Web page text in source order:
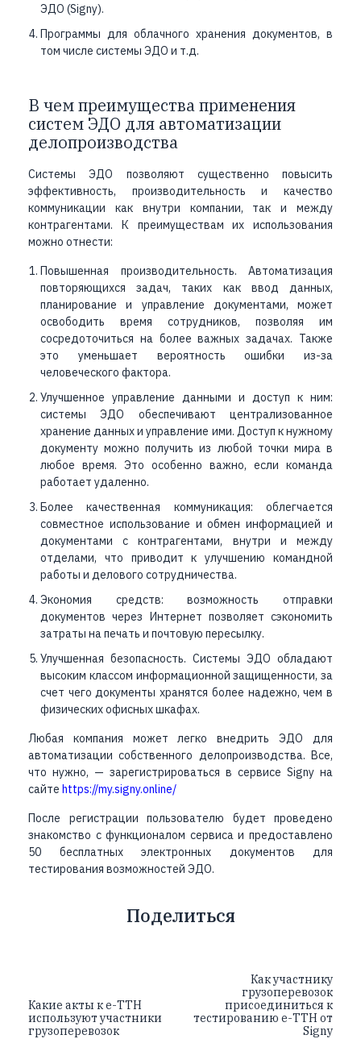
ЭДО (Signy).
Программы для облачного хранения документов, в
том числе системы ЭДО и т.д.
В чем преимущества применения
систем ЭДО для автоматизации
делопроизводства
Системы ЭДО позволяют существенно повысить
эффективность, производительность и качество
коммуникации как внутри компании, так и между
контрагентами. К преимуществам их использования
можно отнести:
Повышенная производительность. Автоматизация
повторяющихся задач, таких как ввод данных,
планирование и управление документами, может
освободить время сотрудников, позволяя им
сосредоточиться на более важных задачах. Также
это уменьшает вероятность ошибки из-за
человеческого фактора.
Улучшенное управление данными и доступ к ним:
системы ЭДО обеспечивают централизованное
хранение данных и управление ими. Доступ к нужному
документу можно получить из любой точки мира в
любое время. Это особенно важно, если команда
работает удаленно.
Более качественная коммуникация: облегчается
совместное использование и обмен информацией и
документами с контрагентами, внутри и между
отделами, что приводит к улучшению командной
работы и делового сотрудничества.
Экономия средств: возможность отправки
документов через Интернет позволяет сэкономить
затраты на печать и почтовую пересылку.
Улучшенная безопасность. Системы ЭДО обладают
высоким классом информационной защищенности, за
счет чего документы хранятся более надежно, чем в
физических офисных шкафах.
Любая компания может легко внедрить ЭДО для
автоматизации собственного делопроизводства. Все,
что нужно, — зарегистрироваться в сервисе Signy на
сайте https://my.signy.online/
После регистрации пользователю будет проведено
знакомство с функционалом сервиса и предоставлено
50 бесплатных электронных документов для
тестирования возможностей ЭДО.
Поделиться
Какие акты к е-ТТН
используют участники
грузоперевозок
Как участнику
грузоперевозок
присоединиться к
тестированию е-ТТН от
Signy